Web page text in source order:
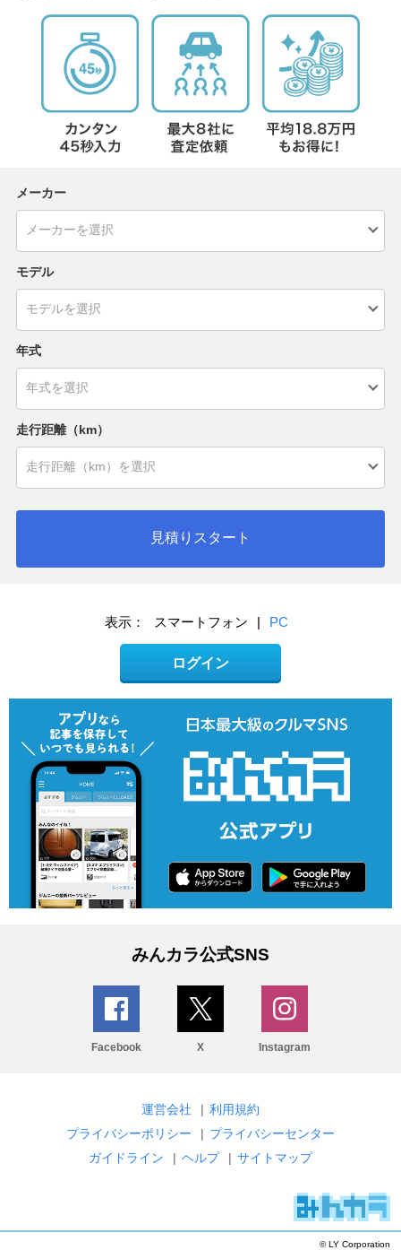
メーカー
モデル
年式
走行距離（km）
見積りスタート
表示： スマートフォン | PC
ログイン
みんカラ公式SNS
Facebook X Instagram
運営会社 | 利用規約
プライバシーポリシー
| プライバシーセンター
ガイドライン
| ヘルプ | サイトマップ
© LY Corporation